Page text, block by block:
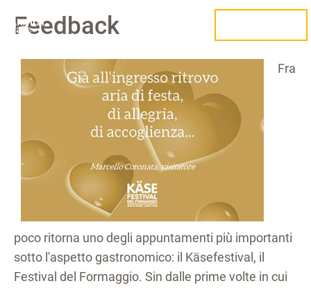
Feedback
Fra
poco ritorna uno degli appuntamenti più importanti
sotto l'aspetto gastronomico: il Käsefestival, il
Festival del Formaggio. Sin dalle prime volte in cui